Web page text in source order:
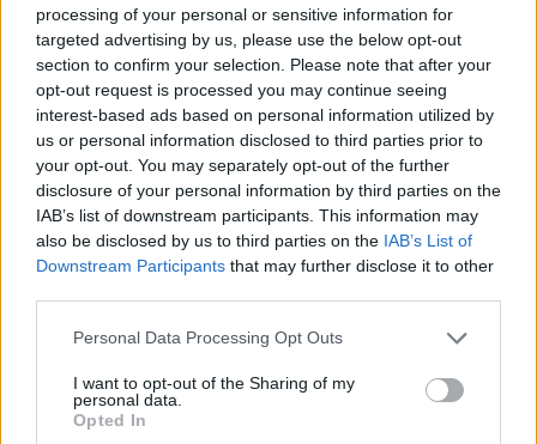
processing of your personal or sensitive information for
targeted advertising by us, please use the below opt-out
section to confirm your selection. Please note that after your
opt-out request is processed you may continue seeing
interest-based ads based on personal information utilized by
us or personal information disclosed to third parties prior to
your opt-out. You may separately opt-out of the further
disclosure of your personal information by third parties on the
IAB’s list of downstream participants. This information may
also be disclosed by us to third parties on the IAB’s List of
Downstream Participants that may further disclose it to other
Please note that this website/app uses one or more Google
not limited to your visit or usage behaviour. You may click to
grant or deny consent to Google and its third-party tags to
use your data for below specified purposes in below Google
Personal Data Processing Opt Outs
I want to opt-out of the Sharing of my
personal data.
Opted In